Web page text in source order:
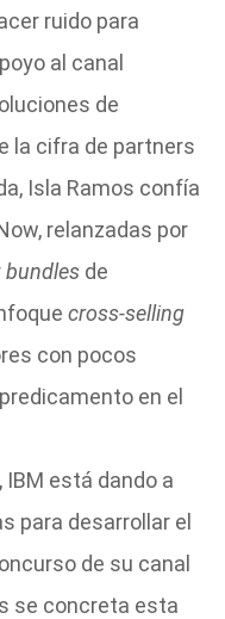
ruido para
al canal
de
la cifra de partners
Isla Ramos confía
relanzadas por
bundlesde
cross-selling
con pocos
en el
está dando a
para desarrollar el
de su canal
se concreta esta